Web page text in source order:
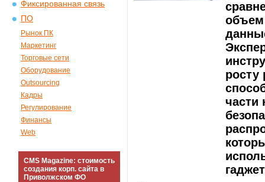
Фиксированная связь
ПО
Рынок ПК
Маркетинг
Торговые сети
Оборудование
Outsourcing
Кадры
Регулирование
Финансы
Web
CMS Magazine: стоимость
создания корп. сайта в
Приволжском ФО
объем
росту
части